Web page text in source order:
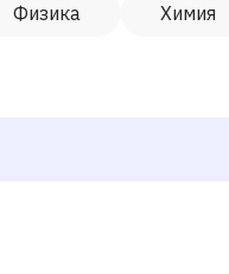
Физика
Химия